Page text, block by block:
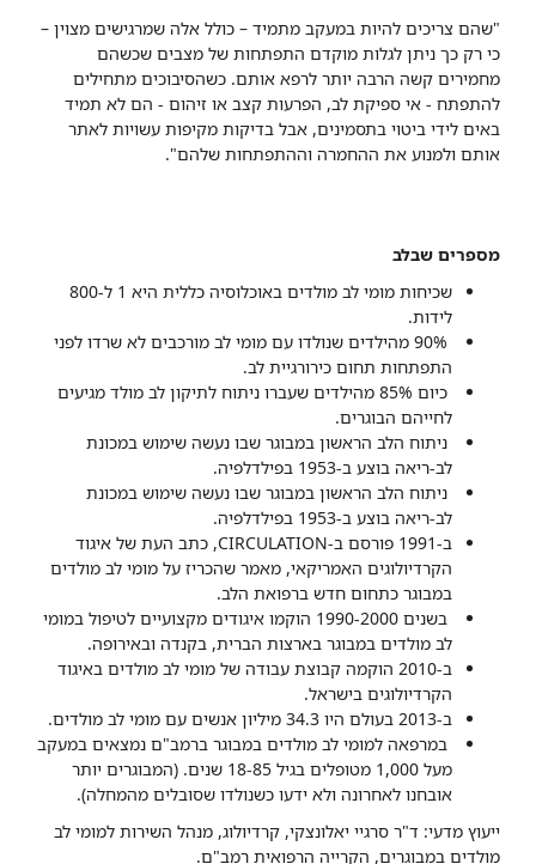
"שהם צריכים להיות במעקב מתמיד – כולל אלה שמרגישים מצוין –
כי רק כך ניתן לגלות מוקדם התפתחות של מצבים שכשהם
מחמירים קשה הרבה יותר לרפא אותם. כשהסיבוכים מתחילים
להתפתח - אי ספיקת לב, הפרעות קצב או זיהום - הם לא תמיד
באים לידי ביטוי בתסמינים, אבל בדיקות מקיפות עשויות לאתר
אותם ולמנוע את ההחמרה וההתפתחות שלהם".
מספרים שבלב
שכיחות מומי לב מולדים באוכלוסיה כללית היא 1 ל-800
לידות.
90% מהילדים שנולדו עם מומי לב מורכבים לא שרדו לפני
התפתחות תחום כירורגיית לב.
כיום 85% מהילדים שעברו ניתוח לתיקון לב מולד מגיעים
לחייהם הבוגרים.
ניתוח הלב הראשון במבוגר שבו נעשה שימוש במכונת
לב-ריאה בוצע ב-1953 בפילדלפיה.
ניתוח הלב הראשון במבוגר שבו נעשה שימוש במכונת
לב-ריאה בוצע ב-1953 בפילדלפיה.
ב-1991 פורסם ב-CIRCULATION, כתב העת של איגוד
הקרדיולוגים האמריקאי, מאמר שהכריז על מומי לב מולדים
במבוגר כתחום חדש ברפואת הלב.
בשנים 1990-2000 הוקמו איגודים מקצועיים לטיפול במומי
לב מולדים במבוגר בארצות הברית, בקנדה ובאירופה.
ב-2010 הוקמה קבוצת עבודה של מומי לב מולדים באיגוד
הקרדיולוגים בישראל.
ב-2013 בעולם היו 34.3 מיליון אנשים עם מומי לב מולדים.
במרפאה למומי לב מולדים במבוגר ברמב"ם נמצאים במעקב
מעל 1,000 מטופלים בגיל 18-85 שנים. (המבוגרים יותר
אובחנו לאחרונה ולא ידעו כשנולדו שסובלים מהמחלה).​
ייעוץ מדעי: ד"ר סרגיי יאלונצקי, קרדיולוג, מנהל השירות למומי לב
מולדים במבוגרים, הקרייה הרפואית רמב"ם.